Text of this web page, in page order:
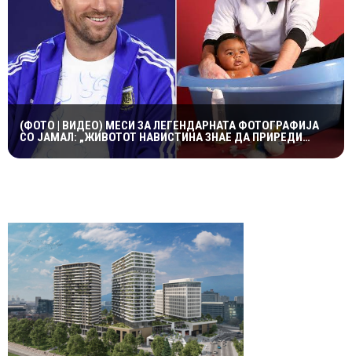
(ФОТО | ВИДЕО) МЕСИ ЗА ЛЕГЕНДАРНАТА ФОТОГРАФИЈА
СО ЈАМАЛ: „ЖИВОТОТ НАВИСТИНА ЗНАЕ ДА ПРИРЕДИ
НЕВЕРОЈАТНИ ПРИКАЗНИ“